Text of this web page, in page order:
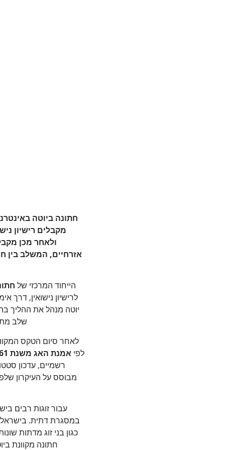
חתונה ביוטה
מקבלים רישיון
ולאחר מכן
אזרחיים, המשלב בין
הייחוד המרכזי של
לרישיון נישואין, דרך
יוטה מנהל את ההליך
שלב
לאחר סיום הטקס
לפי אמנת האג משנת 1961
רשמיים, עדכון
מבוסס על העיקרון
עבור זוגות רבים
במסגרת דתית. בישראל,
כגון בני זוג מדתות
חתונה מקוונת